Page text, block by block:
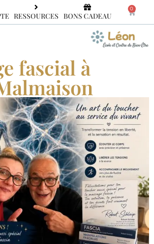
RESSOURCES BONS CADEAU
0
fascial à